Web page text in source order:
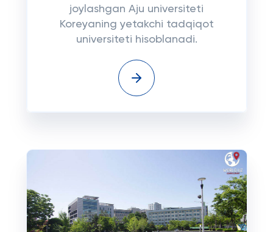
joylashgan Aju universiteti
Koreyaning yetakchi tadqiqot
universiteti hisoblanadi.